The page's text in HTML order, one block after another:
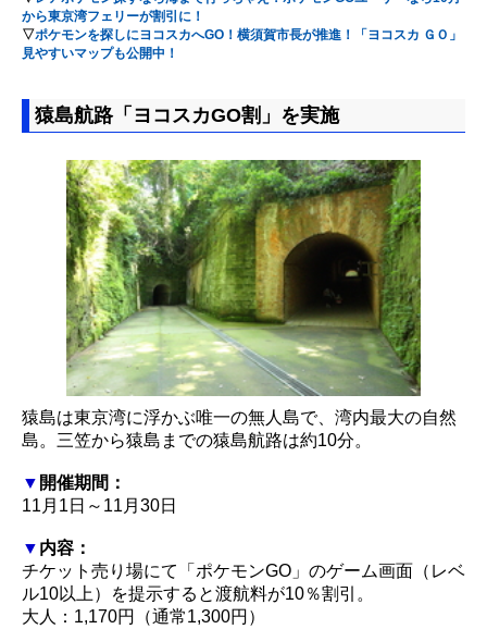
から東京湾フェリーが割引に！
▽ポケモンを探しにヨコスカへGO！横須賀市長が推進！「ヨコスカ ＧＯ」
見やすいマップも公開中！
猿島航路「ヨコスカGO割」を実施
猿島は東京湾に浮かぶ唯一の無人島で、湾内最大の自然
島。三笠から猿島までの猿島航路は約10分。
▼ 開催期間：
11月1日～11月30日
▼ 内容：
チケット売り場にて「ポケモンGO」のゲーム画面（レベ
ル10以上）を提示すると渡航料が10％割引。
大人：1,170円（通常1,300円）